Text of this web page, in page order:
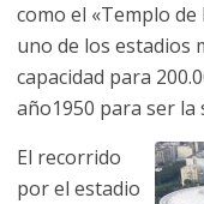
como el «Templo de
uno de los estadios
capacidad para
año1950 para ser la
El recorrido
por el estadio